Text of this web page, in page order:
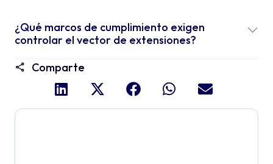
¿Qué marcos de cumplimiento exigen
controlar el vector de extensiones?
Comparte